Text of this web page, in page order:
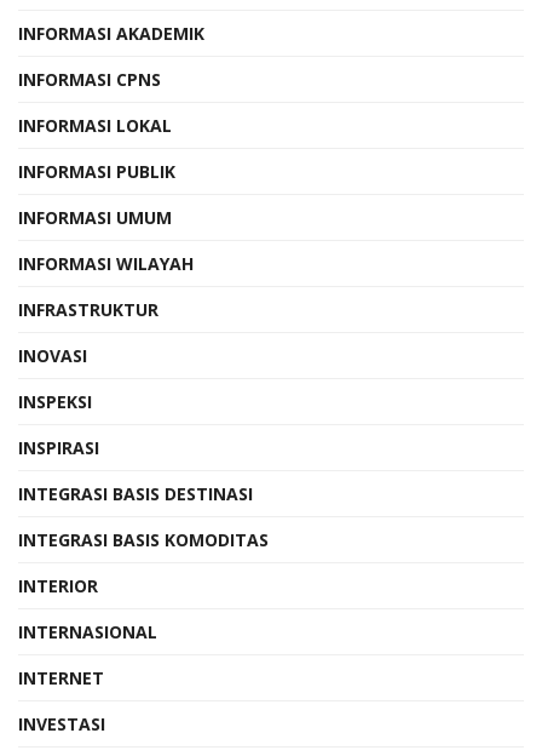
INFORMASI AKADEMIK
INFORMASI CPNS
INFORMASI LOKAL
INFORMASI PUBLIK
INFORMASI UMUM
INFORMASI WILAYAH
INFRASTRUKTUR
INOVASI
INSPEKSI
INSPIRASI
INTEGRASI BASIS DESTINASI
INTEGRASI BASIS KOMODITAS
INTERIOR
INTERNASIONAL
INTERNET
INVESTASI